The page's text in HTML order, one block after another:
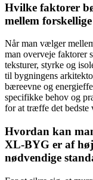
Hvilke faktorer
mellem
Når man vælger
man overveje faktorer
teksturer, styrke og
til bygningens
bæreevne og
specifikke behov og
for at træffe det bedste
Hvordan kan
XL-BYG er af
nødvendige